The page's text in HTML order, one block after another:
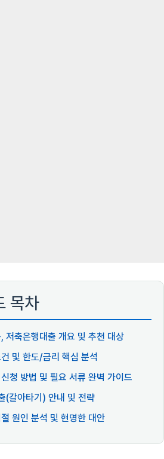
목차
저축은행대출 개요 및 추천 대상
및 한도/금리 핵심 분석
청 방법 및 필요 서류 완벽 가이드
(갈아타기) 안내 및 전략
원인 분석 및 현명한 대안